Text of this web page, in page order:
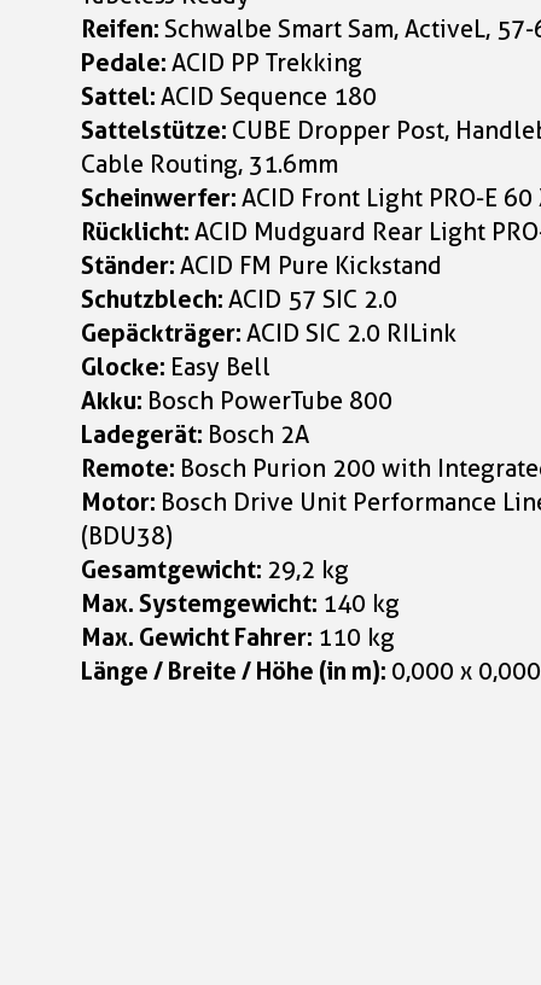
Reifen:Schwalbe Smart Sam, ActiveL,
Pedale:ACID PP Trekking
Sattel:ACID Sequence 180
Sattelstütze: CUBE Dropper Post,
Cable Routing, 31.6mm
Scheinwerfer:ACID Front Light PRO-E 60
Rücklicht:ACID Mudguard Rear Light
Ständer:ACID FM Pure Kickstand
Schutzblech:ACID 57 SIC 2.0
Gepäckträger:ACID SIC 2.0 RILink
Glocke: Easy Bell
Akku: Bosch PowerTube 800
Ladegerät: Bosch 2A
Remote: Bosch Purion 200 with
Motor: Bosch Drive Unit Performance
(BDU38)
Gesamtgewicht: 29,2 kg
Max. Systemgewicht: 140 kg
Max. Gewicht Fahrer: 110 kg
Länge / Breite / Höhe (in m): 0,000 x